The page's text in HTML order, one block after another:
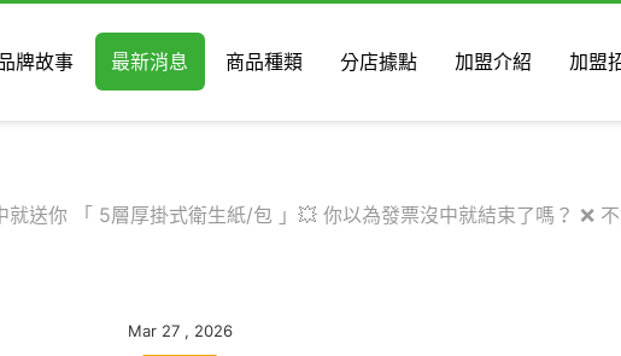
牌故事 最新消息 商品種類 分店據點 加盟介紹 加盟
送你 「 5層厚掛式衛生紙/包 」💥 你以為發票沒中就結束了嗎？ ❌
Mar 27 , 2026